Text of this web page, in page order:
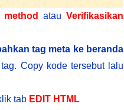
atau Verifikasikan
tag meta ke beranda
Copy kode tersebut lalu
tab EDIT HTML